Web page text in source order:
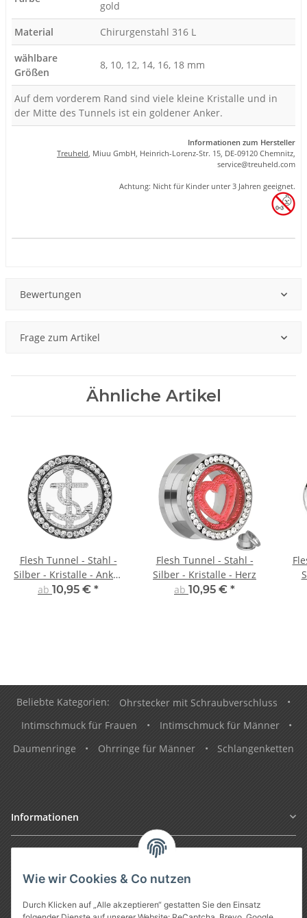
Wie wir Cookies & Co nutzen
Durch Klicken auf „Alle akzeptieren“ gestatten Sie den Einsatz
gold
Material
Chirurgenstahl 316 L
wählbare
Größen
8, 10, 12, 14, 16, 18 mm
Auf dem vorderem Rand sind viele kleine Kristalle und in
der Mitte des Tunnels ist ein goldener Anker.
Informationen zum Hersteller
Treuheld, Miuu GmbH, Heinrich-Lorenz-Str. 15, DE-09120 Chemnitz,
service@treuheld.com
Achtung: Nicht für Kinder unter 3 Jahren geeignet.
Bewertungen
Frage zum Artikel
Ähnliche Artikel
Flesh Tunnel - Stahl -
Silber - Kristalle - Anker
- Silber
ab 10,95 € *
Flesh Tunnel - Stahl -
Silber - Kristalle - Herz
ab 10,95 € *
Beliebte Kategorien: Ohrstecker mit Schraubverschluss
•
Intimschmuck für Frauen
• Intimschmuck für Männer
•
Daumenringe
• Ohrringe für Männer • Schlangenketten
Informationen